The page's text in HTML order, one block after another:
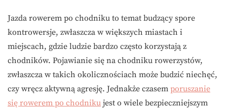
Jazda rowerem po chodniku to temat budzący spore
kontrowersje, zwłaszcza w większych miastach i
miejscach, gdzie ludzie bardzo często korzystają z
chodników. Pojawianie się na chodniku rowerzystów,
zwłaszcza w takich okolicznościach może budzić niechęć,
czy wręcz aktywną agresję. Jednakże czasem poruszanie
się rowerem po chodniku jest o wiele bezpieczniejszym